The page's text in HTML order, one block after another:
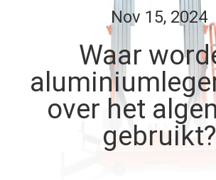
FABRIEKSREIS
CONTACTEER
Nov 15, 2024
Waar
over het
gebruikt?